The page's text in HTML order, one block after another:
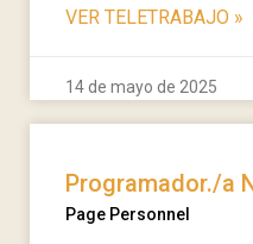
VER TELETRABAJO »
14 de mayo de 2025
Programador./a
Page Personnel